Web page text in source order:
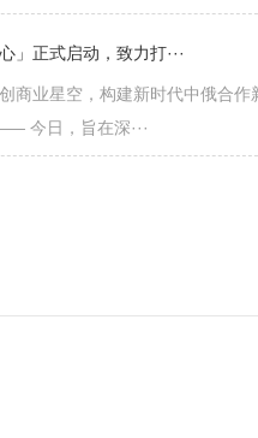
」正式启动，致力打···
商业星空，构建新时代中俄合作
今日，旨在深···